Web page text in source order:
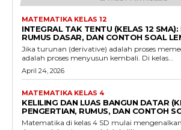
MATEMATIKA KELAS 12
INTEGRAL TAK TENTU (KELAS 12 SMA):
RUMUS DASAR, DAN CONTOH SOAL
Jika turunan (derivative) adalah proses
adalah proses menyusun kembali. Di kelas...
April 24, 2026
MATEMATIKA KELAS 4
KELILING DAN LUAS BANGUN DATAR
PENGERTIAN, RUMUS, DAN CONTOH
Matematika di kelas 4 SD mulai